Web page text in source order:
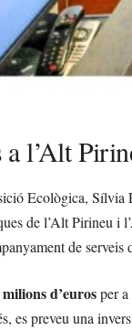
l’Alt
Ecològica, Sílvia
de l’Alt Pirineu i
de serveis
milions d’eurosper
es preveu una